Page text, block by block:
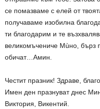
се помазваме с елей от
получаваме изобилна
ти благодарим и те
великомъчениче Мùно, бърз
обичат…Амин.
Честит празник! Здраве,
Имен ден празнуват днес
Виктория, Викентий.